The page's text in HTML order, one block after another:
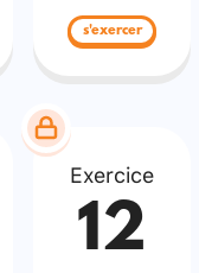
s'exercer
Exercice
12